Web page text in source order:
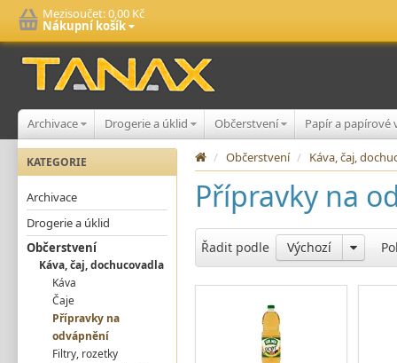
Mezisoučet:0,00 Kč
Nákupní košík
Archivace Drogerie a úklid Občerstvení Papír a
KATEGORIE
Archivace
Drogerie a úklid
Občerstvení
Káva, čaj, dochucovadla
Káva
Čaje
Přípravky na
odvápnění
Filtry, rozetky
/ Občerstvení / Káva, čaj,
Přípravky na
Řadit podle Výchozí